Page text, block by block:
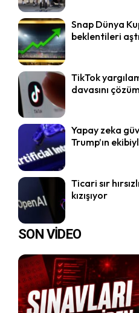
Snap Dünya
beklentileri aştı
TikTok
davasını
Yapay zeka
Trump’ın
Ticari sır
kızışıyor
SON VİDEO